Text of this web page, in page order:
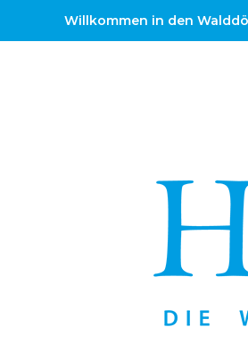
Willkommen in den